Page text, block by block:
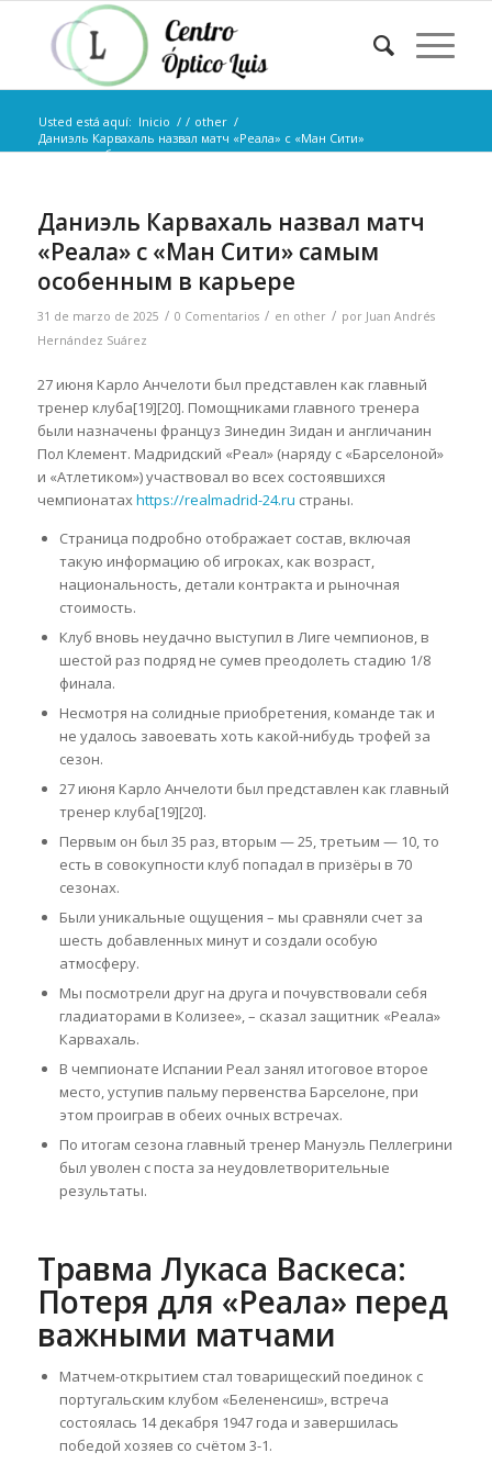
Usted está aquí: Inicio / / other /
Даниэль Карвахаль назвал матч «Реала» с «Ман Сити»
самым особенным в к...
Даниэль Карвахаль назвал матч
«Реала» с «Ман Сити» самым
особенным в карьере
31 de marzo de 2025 / 0 Comentarios / en other / por Juan Andrés
Hernández Suárez
27 июня Карло Анчелоти был представлен как главный
тренер клуба[19][20]. Помощниками главного тренера
были назначены француз Зинедин Зидан и англичанин
Пол Клемент. Мадридский «Реал» (наряду с «Барселоной»
и «Атлетиком») участвовал во всех состоявшихся
чемпионатахhttps://realmadrid-24.ru страны.
Страница подробно отображает состав, включая
такую информацию об игроках, как возраст,
национальность, детали контракта и рыночная
стоимость.
Клуб вновь неудачно выступил в Лиге чемпионов, в
шестой раз подряд не сумев преодолеть стадию 1/8
финала.
Несмотря на солидные приобретения, команде так и
не удалось завоевать хоть какой-нибудь трофей за
сезон.
27 июня Карло Анчелоти был представлен как главный
тренер клуба[19][20].
Первым он был 35 раз, вторым — 25, третьим — 10, то
есть в совокупности клуб попадал в призёры в 70
сезонах.
Были уникальные ощущения – мы сравняли счет за
шесть добавленных минут и создали особую
атмосферу.
Мы посмотрели друг на друга и почувствовали себя
гладиаторами в Колизее», – сказал защитник «Реала»
Карвахаль.
В чемпионате Испании Реал занял итоговое второе
место, уступив пальму первенства Барселоне, при
этом проиграв в обеих очных встречах.
По итогам сезона главный тренер Мануэль Пеллегрини
был уволен с поста за неудовлетворительные
результаты.
Травма Лукаса Васкеса:
Потеря для «Реала» перед
важными матчами
Матчем-открытием стал товарищеский поединок с
португальским клубом «Белененсиш», встреча
состоялась 14 декабря 1947 года и завершилась
победой хозяев со счётом 3-1.